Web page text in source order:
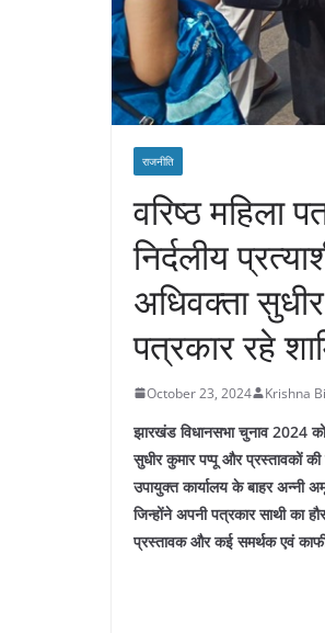
राजनीति
वरिष्ठ महिला
निर्दलीय
अधिवक्ता
पत्रकार रहे
October 23, 2024 Krishna
झारखंड विधानसभा चुनाव 2024
सुधीर कुमार पप्पू और प्रस्तावकों
उपायुक्त कार्यालय के बाहर अन्नी
जिन्होंने अपनी पत्रकार साथी का
प्रस्तावक और कई समर्थक एवं